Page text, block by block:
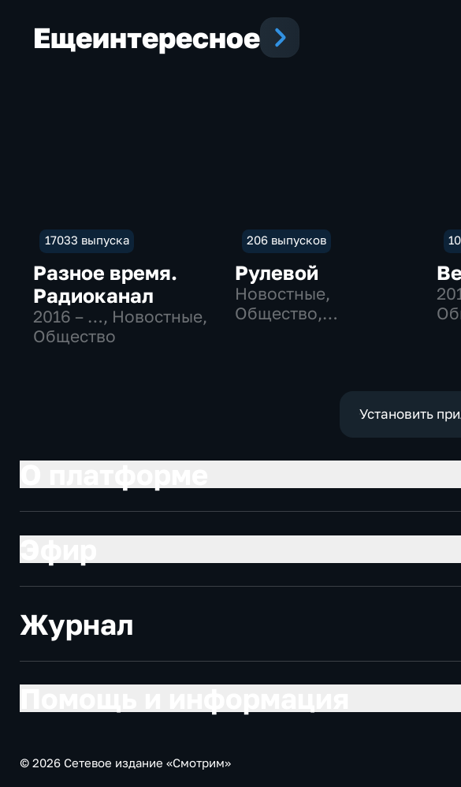
Ещеинтересное
17033 выпуска
Разное время.
Радиоканал
2016 – …, Новостные,
Общество
206 выпусков
Рулевой
Новостные,
Общество,
Установить
Журнал
© 2026 Сетевое издание «Смотрим»